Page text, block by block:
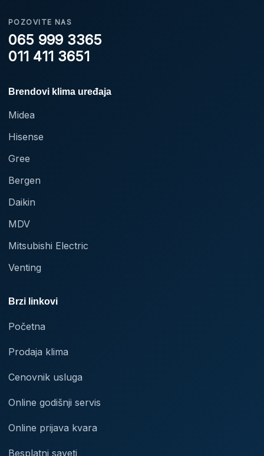
POZOVITE NAS
065 999 3365
011 411 3651
Brendovi klima uređaja
Midea
Hisense
Gree
Bergen
Daikin
MDV
Mitsubishi Electric
Venting
Brzi linkovi
Početna
Prodaja klima
Cenovnik usluga
Online godišnji servis
Online prijava kvara
Besplatni saveti